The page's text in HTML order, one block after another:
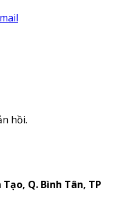
hồi.
Q. Bình Tân, TP